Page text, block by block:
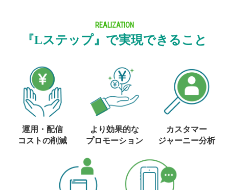
REALIZATION
『Lステップ』で実現できること
運用・配信
コストの削減
より効果的な
プロモーション
カスタマー
ジャーニー分析